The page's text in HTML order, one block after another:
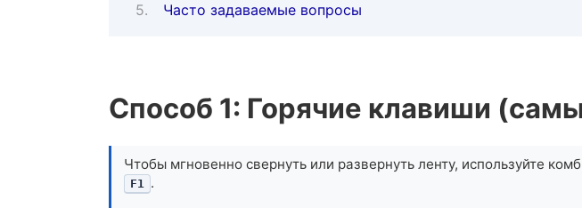
Часто задаваемые вопросы
Способ 1: Горячие клавиши
Чтобы мгновенно свернуть или развернуть ленту, используйте
F1 .